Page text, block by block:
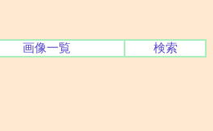
画像一覧 検索